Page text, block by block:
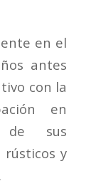
en el
antes
con la
en
de sus
rústicos y